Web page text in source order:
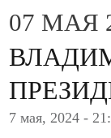
07 МАЯ
7 мая, 2024 -